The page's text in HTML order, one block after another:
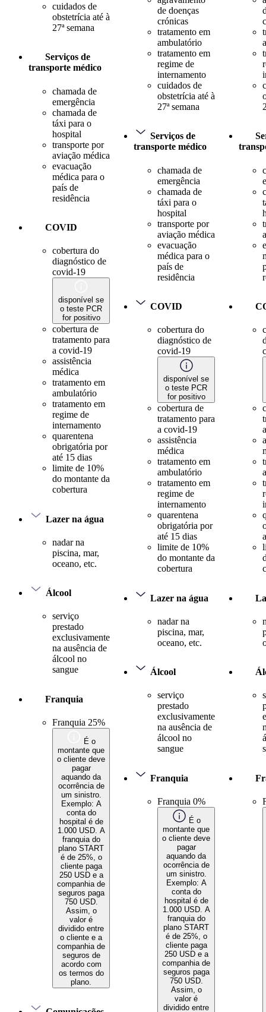
cuidados de
obstetrícia até à
27ª semana
Serviços de
transporte médico
chamada de
emergência
chamada de
táxi para o
hospital
transporte por
aviação médica
evacuação
médica para o
país de
residência
COVID
cobertura do
diagnóstico de
covid-19
disponível se
o teste PCR
for positivo
cobertura de
tratamento para
a covid-19
assistência
médica
tratamento em
ambulatório
tratamento em
regime de
internamento
quarentena
obrigatória por
até 15 dias
limite de 10%
do montante da
cobertura
Lazer na água
nadar na
piscina, mar,
oceano, etc.
Álcool
serviço
prestado
exclusivamente
na ausência de
álcool no
sangue
Franquia
Franquia 25%
É o
montante que
o cliente deve
pagar
aquando da
ocorrência de
um sinistro.
Exemplo: A
conta do
hospital é de
1.000 USD. A
franquia do
plano START
é de 25%, o
cliente paga
250 USD e a
companhia de
seguros paga
750 USD.
Assim, o
valor é
dividido entre
o cliente e a
companhia de
seguros de
acordo com
os termos do
plano.
de doenças
crónicas
tratamento em
ambulatório
tratamento em
regime de
internamento
cuidados de
obstetrícia até à
27ª semana
Serviços de
transporte médico
chamada de
emergência
chamada de
táxi para o
hospital
transporte por
aviação médica
evacuação
médica para o
país de
residência
COVID
cobertura do
diagnóstico de
covid-19
disponível se
o teste PCR
for positivo
cobertura de
tratamento para
a covid-19
assistência
médica
tratamento em
ambulatório
tratamento em
regime de
internamento
quarentena
obrigatória por
até 15 dias
limite de 10%
do montante da
cobertura
Lazer na água
nadar na
piscina, mar,
oceano, etc.
Álcool
serviço
prestado
exclusivamente
na ausência de
álcool no
sangue
Franquia
Franquia 0%
É o
montante que
o cliente deve
pagar
aquando da
ocorrência de
um sinistro.
Exemplo: A
conta do
hospital é de
1.000 USD. A
franquia do
plano START
é de 25%, o
cliente paga
250 USD e a
companhia de
seguros paga
750 USD.
Assim, o
valor é
dividido entre